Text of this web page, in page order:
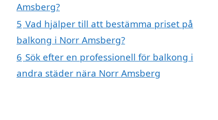
Amsberg?
5 Vad hjälper till att bestämma priset på
balkong i Norr Amsberg?
6 Sök efter en professionell för balkong i
andra städer nära Norr Amsberg